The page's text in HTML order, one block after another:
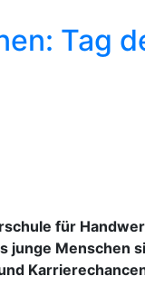
Tag
für
junge